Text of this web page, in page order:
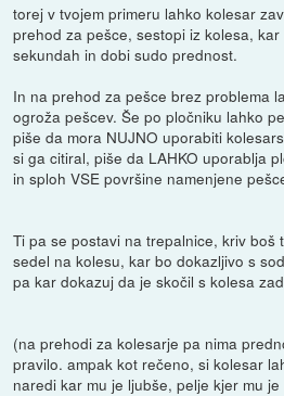
torej v tvojem primeru lahko kolesar
prehod za pešce, sestopi iz kolesa,
sekundah in dobi sudo prednost.
In na prehod za pešce brez problema
ogroža pešcev. Še po pločniku lahko
piše da mora NUJNO uporabiti
si ga citiral, piše da LAHKO uporablja
in sploh VSE površine namenjene
Ti pa se postavi na trepalnice, kriv boš
sedel na kolesu, kar bo dokazljivo s
pa kar dokazuj da je skočil s kolesa
(na prehodi za kolesarje pa nima
pravilo. ampak kot rečeno, si kolesar
naredi kar mu je ljubše, pelje kjer mu